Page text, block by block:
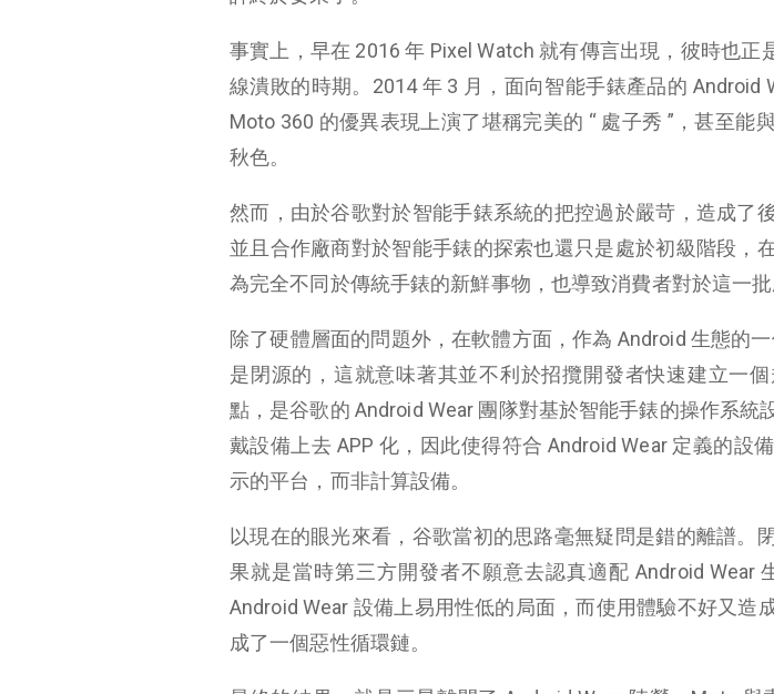
事實上，早在 2016 年 Pixel Watch 就有傳言出現，彼時也正
線潰敗的時期。2014 年 3 月，面向智能手錶產品的 Android
Moto 360 的優異表現上演了堪稱完美的 “ 處子秀 ”，甚至能
秋色。
然而，由於谷歌對於智能手錶系統的把控過於嚴苛，造成了
並且合作廠商對於智能手錶的探索也還只是處於初級階段，
為完全不同於傳統手錶的新鮮事物，也導致消費者對於這一批
除了硬體層面的問題外，在軟體方面，作為 Android 生態的
是閉源的，這就意味著其並不利於招攬開發者快速建立一
點，是谷歌的 Android Wear 團隊對基於智能手錶的操作系統
戴設備上去 APP 化，因此使得符合 Android Wear 定義的設
示的平台，而非計算設備。
以現在的眼光來看，谷歌當初的思路毫無疑問是錯的離譜。
果就是當時第三方開發者不願意去認真適配 Android Wear
Android Wear 設備上易用性低的局面，而使用體驗不好又造
成了一個惡性循環鏈。